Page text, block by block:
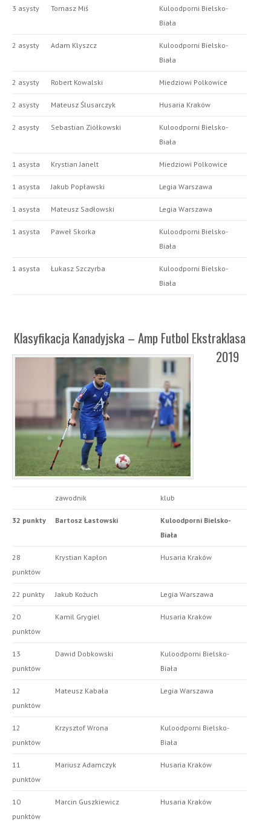
3 asysty Tomasz Miś
Kuloodporni Bielsko-
Biała
2 asysty Adam Klyszcz
Kuloodporni Bielsko-
Biała
2 asysty Robert Kowalski Miedziowi Polkowice
2 asysty Mateusz Ślusarczyk Husaria Kraków
2 asysty Sebastian Ziółkowski
Kuloodporni Bielsko-
Biała
1 asysta Krystian Janelt Miedziowi Polkowice
1 asysta Jakub Popławski Legia Warszawa
1 asysta Mateusz Sadłowski Legia Warszawa
1 asysta Paweł Skorka
Kuloodporni Bielsko-
Biała
1 asysta Łukasz Szczyrba
Kuloodporni Bielsko-
Biała
Klasyfikacja Kanadyjska – Amp Futbol Ekstraklasa
2019
zawodnik klub
32 punkty Bartosz Łastowski
Kuloodporni Bielsko-
Biała
28
punktów
Krystian Kapłon Husaria Kraków
22 punkty Jakub Kożuch Legia Warszawa
20
punktów
Kamil Grygiel Husaria Kraków
13
punktów
Dawid Dobkowski
Kuloodporni Bielsko-
Biała
12
punktów
Mateusz Kabała Legia Warszawa
12
punktów
Krzysztof Wrona
Kuloodporni Bielsko-
Biała
11
punktów
Mariusz Adamczyk Husaria Kraków
10
punktów
Marcin Guszkiewicz Husaria Kraków